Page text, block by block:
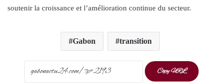
soutenir la croissance et l’amélioration continue du secteur.
Gabon transition
Copy URL